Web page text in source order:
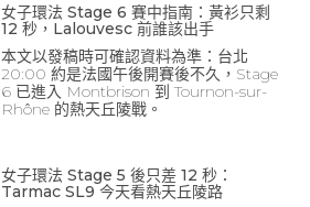
女子環法 Stage 6 賽中指南：黃衫只剩
12 秒，Lalouvesc 前誰該出手
本文以發稿時可確認資料為準：台北
20:00 約是法國午後開賽後不久，Stage
6 已進入 Montbrison 到 Tournon-sur-
Rhône 的熱天丘陵戰。
女子環法 Stage 5 後只差 12 秒：
Tarmac SL9 今天看熱天丘陵路